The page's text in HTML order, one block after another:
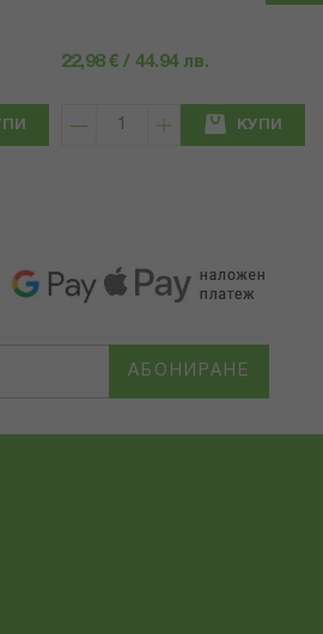
22,98 € / 44.94 лв.
КУПИ
АБОНИРАНЕ